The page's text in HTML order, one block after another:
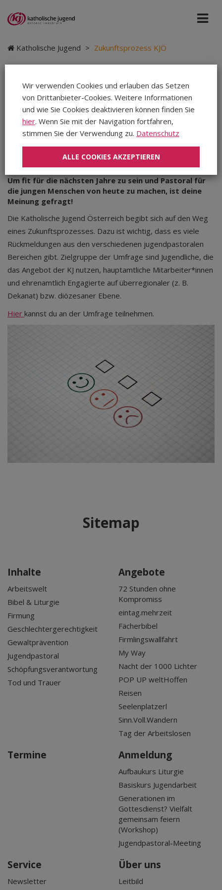
Katholische Jugend > Zukunftsprozess KJÖ
Zukunftsprozess KJÖ
Donnerstag, 13.10.2022 | Katholische Jugend | Teilen
Um fit für die nächsten Jahre zu sein und Pastoral für
die jungen Menschen von heute zu machen, ist deine
Meinung gefragt!
Die Katholische Jugend Österreich begibt sich auf den Weg
eines Zukunftsprozesses. Dazu ist wichtig, dass es viele
Rückmeldungen aus den verschiedenen jugendpastoralen
Bereichen gibt. Zielgruppe der Umfrage sind Jugendliche, die
das Angebot der KJ nutzen, hauptamtliche Mitarbeiter*innen
und ehrenamtlich Engagierte auf überregionaler (z. B.
Dekanat) bzw. diözesaner Ebene.
Hier kannst du an der Umfrage teilnehmen.
Sitemap
Inhalte
Arbeitswelt
Bibel & Liturgie
Firmung
Geschlechtergerechtigkeit
Gewaltprävention
Jugendpastoral
Schöpfungsverantwortung
Tod und Trauer
Angebote
72 Stunden ohne
Kompromiss
eintag.mehrzeit
Fächerbibel
Firmlingswallfahrt
My Way
Nacht der 1000 Lichter
POP UP weltHoffen
Reisen
Seelenplatzerl
Sinn.Voll.Wandern
Tag der Arbeitslosen
Termine Anmeldung
Aufbaukurs Liturgie
Basiskurs Jugendarbeit
Generationen im
Gottesdienst? Vielfalt
gemeinsam feiern
(Workshop)
Jugendpastoral-Meeting
Service
Newsletter
Über uns
Leitbild
Wir verwenden Cookies und erlauben das Setzen
von Drittanbieter-Cookies. Weitere Informationen
und wie Sie Cookies deaktivieren können finden Sie
hier. Wenn Sie mit der Navigation fortfahren,
stimmen Sie der Verwendung zu. Datenschutz
ALLE COOKIES AKZEPTIEREN